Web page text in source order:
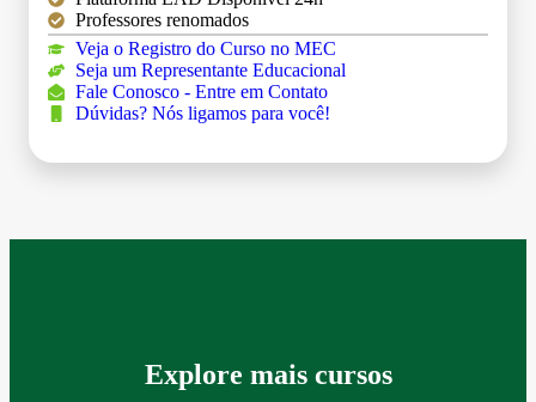
Professores renomados
Veja o Registro do Curso no MEC
Seja um Representante Educacional
Fale Conosco - Entre em Contato
Dúvidas? Nós ligamos para você!
Explore mais cursos